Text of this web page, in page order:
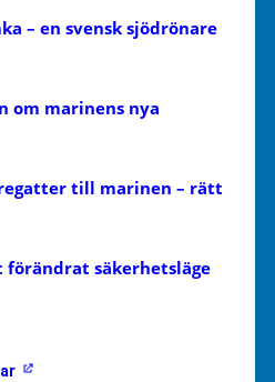
– en svensk sjödrönare
om marinens nya
till marinen – rätt
förändrat säkerhetsläge